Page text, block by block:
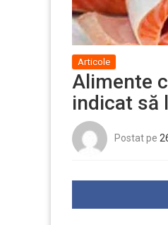
Articole
Alimente
indicat să
Postat pe